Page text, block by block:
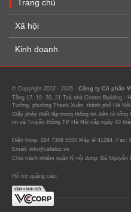
Trang chủ
Xã hội
Kinh doanh
© Copyright 2012 - 2026 - Công ty Cổ phần
Tầng 17, 19, 20, 21 Toà nhà Center Building -
Tưởng, phường Thanh Xuân, thành phố Hà Nội
Giấy phép thiết lập trang thông tin điện tử
tin và Truyền thông TP Hà Nội cấp ngày 03
Điện thoại: 024 7309 5555 Máy lẻ 41294. Fax:
Email: info@cafebiz.vn
Chịu trách nhiệm quản lý nội dung: Bà Nguyễn
Hỗ trợ quảng cáo: